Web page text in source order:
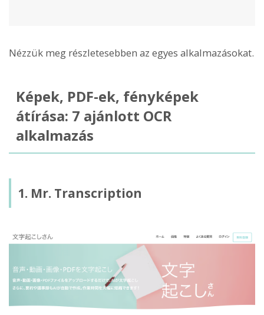
Nézzük meg részletesebben az egyes alkalmazásokat.
Képek, PDF-ek, fényképek
átírása: 7 ajánlott OCR
alkalmazás
1. Mr. Transcription